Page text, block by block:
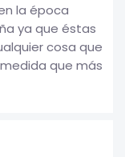
la época
ya que éstas
cosa que
que más